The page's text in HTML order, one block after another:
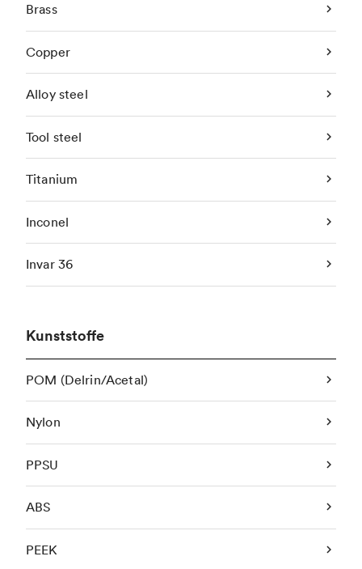
Brass
Copper
Alloy steel
Tool steel
Titanium
Inconel
Invar 36
Kunststoffe
POM (Delrin/Acetal)
Nylon
PPSU
ABS
PEEK